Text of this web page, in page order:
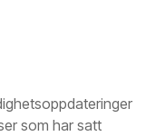
som har satt